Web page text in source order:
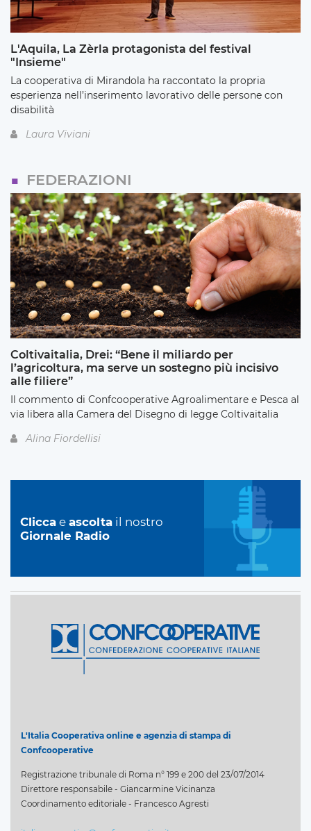
L'Aquila, La Zèrla protagonista del festival
"Insieme"
La cooperativa di Mirandola ha raccontato la propria
esperienza nell’inserimento lavorativo delle persone con
disabilità
Laura Viviani
FEDERAZIONI
Coltivaitalia, Drei: “Bene il miliardo per
l’agricoltura, ma serve un sostegno più incisivo
alle filiere”
Il commento di Confcooperative Agroalimentare e Pesca al
via libera alla Camera del Disegno di legge Coltivaitalia
Alina Fiordellisi
Clicca e ascolta il nostro
Giornale Radio
L'Italia Cooperativa online e agenzia di stampa di
Confcooperative
Registrazione tribunale di Roma n° 199 e 200 del 23/07/2014
Direttore responsabile - Giancarmine Vicinanza
Coordinamento editoriale - Francesco Agresti